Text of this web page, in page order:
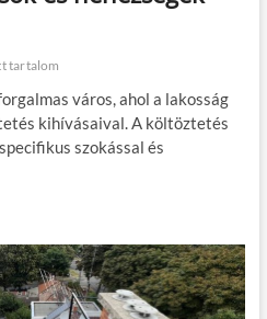
tartalom
város, ahol a lakosság
kihívásaival. A költöztetés
szokással és